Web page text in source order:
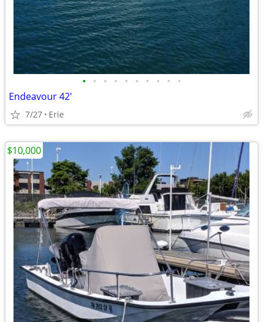
• • • • • • • • • •
Endeavour 42'
7/27 Erie
$10,000